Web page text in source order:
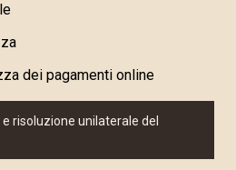
dei pagamenti online
risoluzione unilaterale del